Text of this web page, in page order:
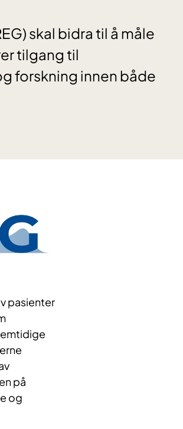
skal bidra til å måle
tilgang til
forskning innen både
pasienter
på
og